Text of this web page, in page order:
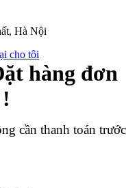
Hà Nội
cho tôi
hàng đơn
cần thanh toán trước